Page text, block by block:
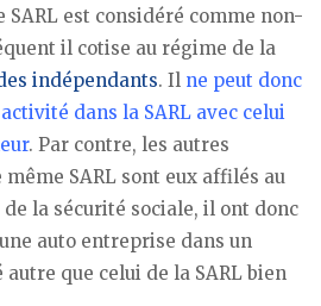
SARL est considéré comme non-
il cotise au régime de la
indépendants. Il ne peut donc
dans la SARL avec celui
. Par contre, les autres
même SARL sont eux affilés au
la sécurité sociale, il ont donc
auto entreprise dans un
autre que celui de la SARL bien